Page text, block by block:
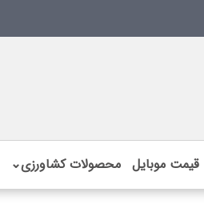
قیمت موبایل محصولات کشاورزی⌄